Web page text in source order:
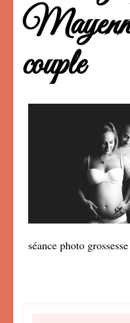
couple
séance photo grossesse